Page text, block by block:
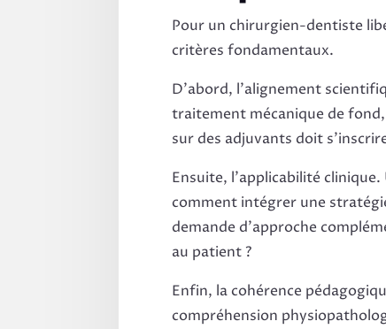
Pour un chirurgien-dentiste
critères fondamentaux.
D’abord, l’alignement
traitement mécanique de
sur des adjuvants doit
Ensuite, l’applicabilité
comment intégrer une
demande d’approche
au patient ?
Enfin, la cohérence
compréhension